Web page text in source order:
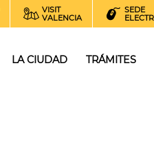
VISIT
VALENCIA
SEDE
LA CIUDAD TRÁMITES